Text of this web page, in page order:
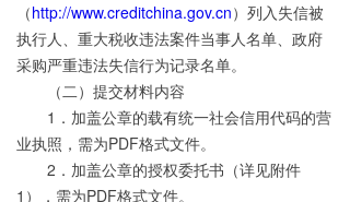
（http://www.creditchina.gov.cn）列入失信被
执行人、重大税收违法案件当事人名单、政府
采购严重违法失信行为记录名单。
（二）提交材料内容
1．加盖公章的载有统一社会信用代码的营
业执照，需为PDF格式文件。
2．加盖公章的授权委托书（详见附件
1），需为PDF格式文件。